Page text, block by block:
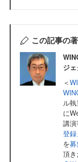
この記事の
ジ
＜
ル
に
講
登
を
頂き